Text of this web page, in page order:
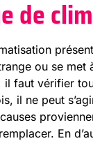
de
ou se
faut vérifier
il ne peut
En